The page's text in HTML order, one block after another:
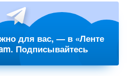
для вас, — в «Ленте
Подписывайтесь